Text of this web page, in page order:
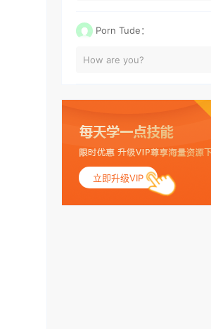
Porn Tude：
How are you?
立即升级VIP